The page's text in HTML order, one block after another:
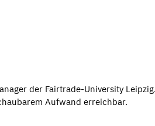
der Fairtrade-University
Aufwand erreichbar.